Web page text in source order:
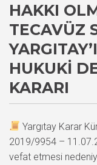
HAKKI
TECAVÜZ
HUKUKI
KARARI
Yargıtay Karar
2019/9954 –
vefat etmesi